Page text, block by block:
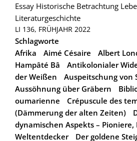
Essay Historische Betrachtung
Literaturgeschichte
LI 136, FRÜHJAHR 2022
Schlagworte
Afrika
Aimé Césaire Albert
Hampâté Bâ
Antikolonialer
der Weißen
Auspeitschung von
Aussöhnung über Gräbern
oumarienne
Crépuscule des
(Dämmerung der alten Zeiten)
dynamischen Aspekts – Pioniere,
Weltentdecker
Der goldene